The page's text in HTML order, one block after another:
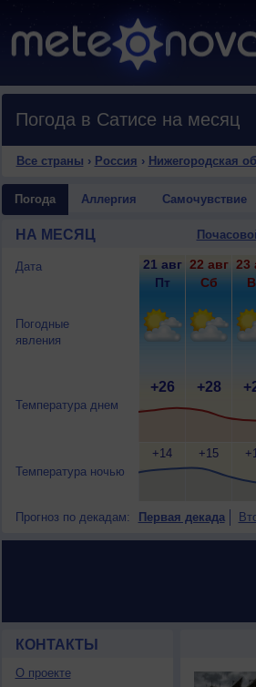
Погода в Сатисе на месяц
Все страны › Россия › Нижегородская
Погода Аллергия Самочувствие
НА МЕСЯЦ
Дата
Погодные
явления
Температура днем
Температура ночью
21 авг
Пт
+26
+14
22 авг
Сб
+28
+15
23
Прогноз по декадам: Первая декада
КОНТАКТЫ
О проекте